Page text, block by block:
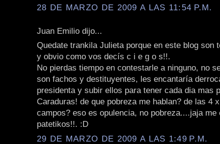
28 DE MARZO DE 2009 A LAS 11:54 P.M.
Juan Emilio dijo...
Quedate trankila Julieta porque en este blog son
y obvio como vos decís c i e g o s!!.
No pierdas tiempo en contestarle a ninguno, no
son fachos y destituyentes, les encantaría
presidenta y subir ellos para tener cada dia mas
Caraduras! de que pobreza me hablan? de las 4
campos? eso es opulencia, no pobreza....jaja
patetikos!!. :D
29 DE MARZO DE 2009 A LAS 1:49 P.M.